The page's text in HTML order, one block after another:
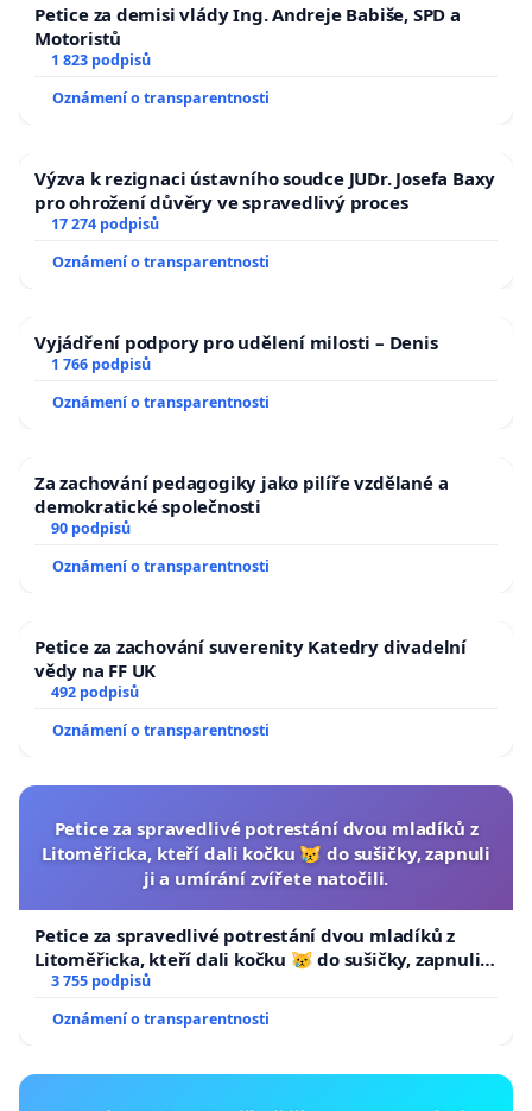
Petice za demisi vlády Ing. Andreje Babiše, SPD a
Motoristů
1 823 podpisů
Oznámení o transparentnosti
Výzva k rezignaci ústavního soudce JUDr. Josefa Baxy
pro ohrožení důvěry ve spravedlivý proces
17 274 podpisů
Oznámení o transparentnosti
Vyjádření podpory pro udělení milosti – Denis
1 766 podpisů
Oznámení o transparentnosti
Za zachování pedagogiky jako pilíře vzdělané a
demokratické společnosti
90 podpisů
Oznámení o transparentnosti
Petice za zachování suverenity Katedry divadelní
vědy na FF UK
492 podpisů
Oznámení o transparentnosti
Petice za spravedlivé potrestání dvou mladíků z
Litoměřicka, kteří dali kočku 😿 do sušičky, zapnuli
ji a umírání zvířete natočili.
Petice za spravedlivé potrestání dvou mladíků z
Litoměřicka, kteří dali kočku 😿 do sušičky, zapnuli ji
a umírání zvířete natočili.
3 755 podpisů
Oznámení o transparentnosti